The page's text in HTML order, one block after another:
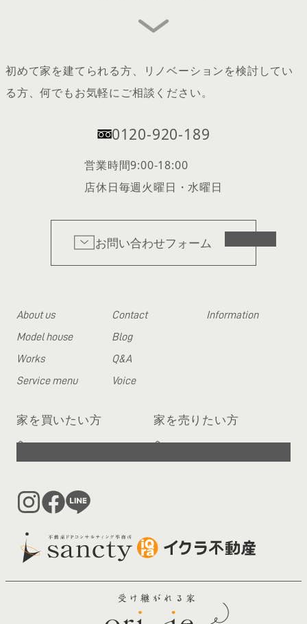
初めて家を建てられる方、リノベーションを検討してい
る方、何でもお気軽にご相談ください。
0120-920-189
営業時間9:00-18:00
店休日毎週火曜日・水曜日
お問い合わせフォーム
About us
Model house
Works
Service menu
Contact
Blog
Q&A
Voice
Information
家を買いたい方
へ
家を売りたい方
へ